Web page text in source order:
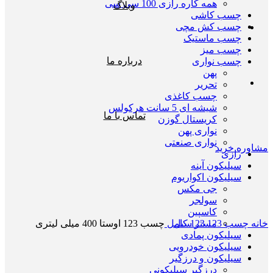
همه کاره رازی 100 سی سی
چسب کاشی
چسب کش مچی
چسب ماستیک
چسب میز
چسب نواری
پهن
تحریر
چسب کاغذی
شیشه ای 5 سانت هرکولس
کریستال گوزن
نواری پهن
نواری صنعتی
رازی
سیلیکون آینه
سیلیکون اکواریوم
جی مکس
سولجر
کاسپین
مستر سیل
سیلیکون پمادی
سیلیکون خودرویی
سیلیکون و درزگیر
درزگیر سیلیکونی
وبلاگ
درباره ما
تماس با ما
مشاوره خرید
بزرگنمایی تصویر
خانه چسب 123 123 کامل چسب 123 اوستا 400 میلی لیتری